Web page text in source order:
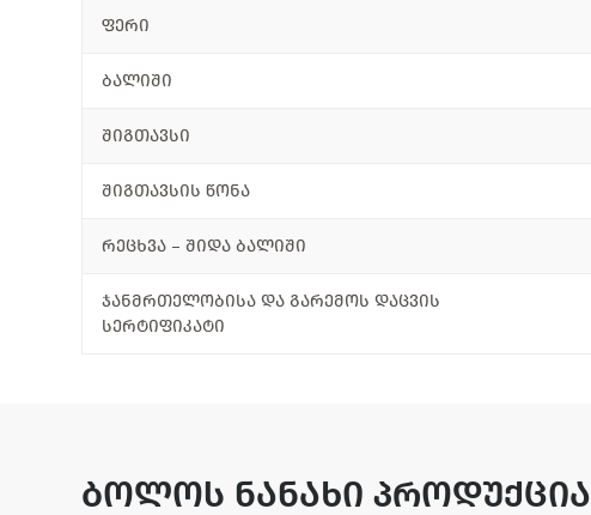
ფერი
ბალიში
შიგთავსი
შიგთავსის წონა
რეცხვა – შიდა ბალიში
ჯანმრთელობისა და გარემოს დაცვის
სერტიფიკატი
ბოლოს ნანახი პროდუქცია